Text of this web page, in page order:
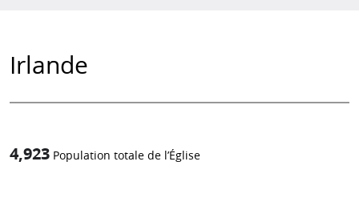
Irlande
4,923 Population totale de l’Église